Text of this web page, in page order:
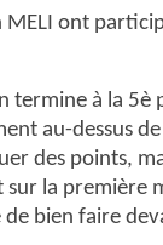
ont
à la 5è
au-dessus
des points,
sur la
bien faire